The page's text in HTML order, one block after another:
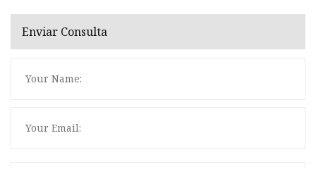
Enviar Consulta